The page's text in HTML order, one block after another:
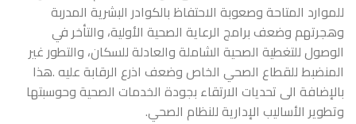
للموارد المتاحة وصعوبة الاحتفاظ بالكوادر البشرية المدربة
وهجرتهم وضعف برامج الرعاية الصحية الأولية، والتأخر في
الوصول للتغطية الصحية الشاملة والعادلة للسكان، والتطور غير
المنضبط للقطاع الصحي الخاص وضعف اذرع الرقابة عليه .هذا
بالإضافة الى تحديات الارتقاء بجودة الخدمات الصحية وحوسبتها
وتطوير الأساليب الإدارية للنظام الصحي.